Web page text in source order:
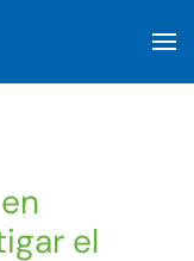
el